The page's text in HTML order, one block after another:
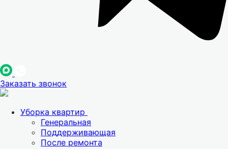
Заказать звонок
Уборка квартир
Генеральная
Поддерживающая
После ремонта